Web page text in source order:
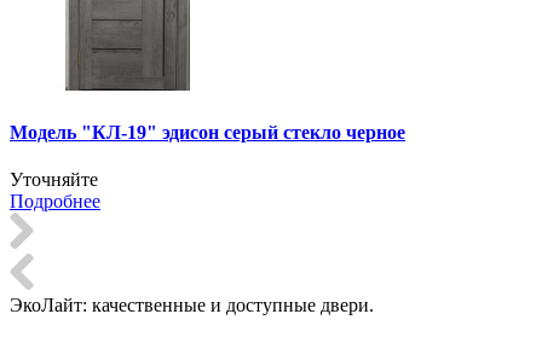
Модель "КЛ-19" эдисон серый стекло черное
Уточняйте
Подробнее
ЭкоЛайт: качественные и доступные двери.